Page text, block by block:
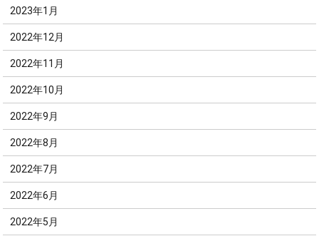
2023年1月
2022年12月
2022年11月
2022年10月
2022年9月
2022年8月
2022年7月
2022年6月
2022年5月